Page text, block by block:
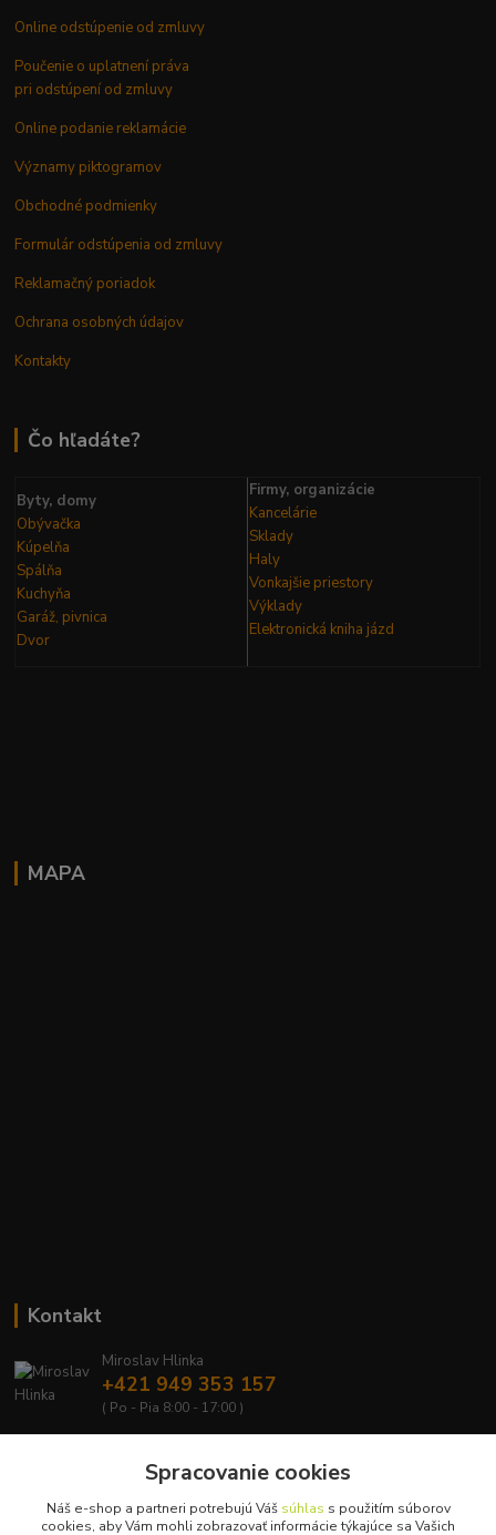
Online odstúpenie od zmluvy
Poučenie o uplatnení práva
pri odstúpení od zmluvy
Online podanie reklamácie
Významy piktogramov
Obchodné podmienky
Formulár odstúpenia od zmluvy
Reklamačný poriadok
Ochrana osobných údajov
Kontakty
Čo hľadáte?
Byty, domy
Obývačka
Kúpelňa
Spálňa
Kuchyňa
Garáž, pivnica
Dvor
Firmy, organizácie
Kancelárie
Sklady
Haly
Vonkajšie priestory
Výklady
Elektronická kniha jázd
MAPA
Kontakt
Miroslav Hlinka
+421 949 353 157
( Po - Pia 8:00 - 17:00 )
Spracovanie cookies
Náš e-shop a partneri potrebujú Váš súhlas s použitím súborov
cookies, aby Vám mohli zobrazovať informácie týkajúce sa Vašich